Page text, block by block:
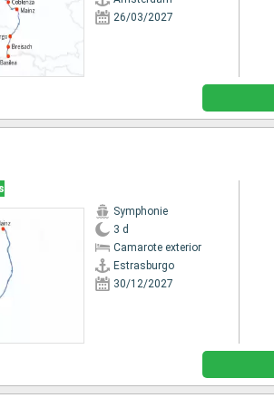
26/03/2027
Symphonie
3 d
Camarote exterior
Estrasburgo
30/12/2027